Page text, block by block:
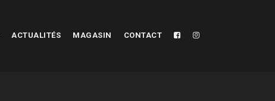
ACTUALITÉS MAGASIN CONTACT